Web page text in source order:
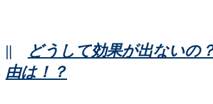
||
どうして効果が出ないの
由は！？